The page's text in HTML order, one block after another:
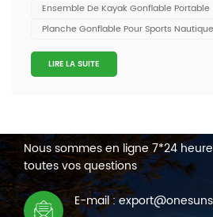
Ensemble De Kayak Gonflable Portable
Planche Gonflable Pour Sports
LIRE LA SUITE
Nous sommes en ligne 7*24
toutes vos questions
E-mail :